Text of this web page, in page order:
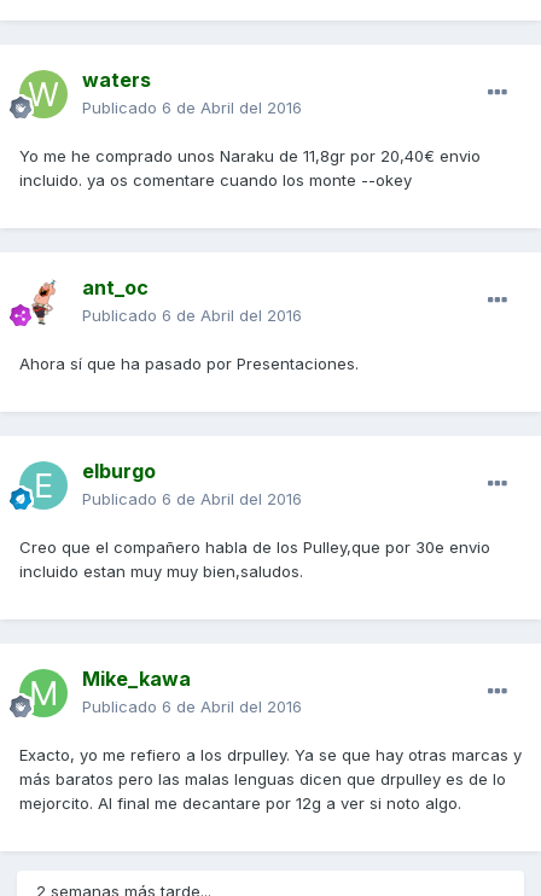
waters
Publicado 6 de Abril del 2016
Yo me he comprado unos Naraku de 11,8gr por 20,40€ envio
incluido. ya os comentare cuando los monte --okey
ant_oc
Publicado 6 de Abril del 2016
Ahora sí que ha pasado por Presentaciones.
elburgo
Publicado 6 de Abril del 2016
Creo que el compañero habla de los Pulley,que por 30e envio
incluido estan muy muy bien,saludos.
Mike_kawa
Publicado 6 de Abril del 2016
Exacto, yo me refiero a los drpulley. Ya se que hay otras marcas y
más baratos pero las malas lenguas dicen que drpulley es de lo
mejorcito. Al final me decantare por 12g a ver si noto algo.
2 semanas más tarde...